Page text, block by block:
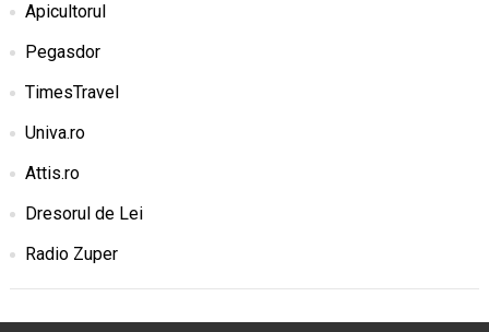
Apicultorul
Pegasdor
TimesTravel
Univa.ro
Attis.ro
Dresorul de Lei
Radio Zuper